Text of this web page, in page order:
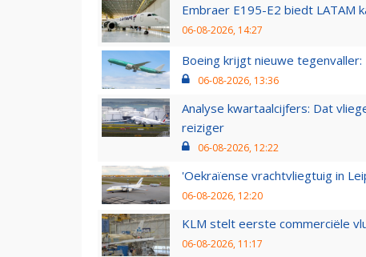
Embraer E195-E2 biedt LATAM
06-08-2026, 14:27
Boeing krijgt nieuwe
06-08-2026, 13:36
Analyse kwartaalcijfers: Dat
reiziger
06-08-2026, 12:22
'Oekraïense vrachtvliegtuig in
06-08-2026, 12:20
KLM stelt eerste commerciële
06-08-2026, 11:17